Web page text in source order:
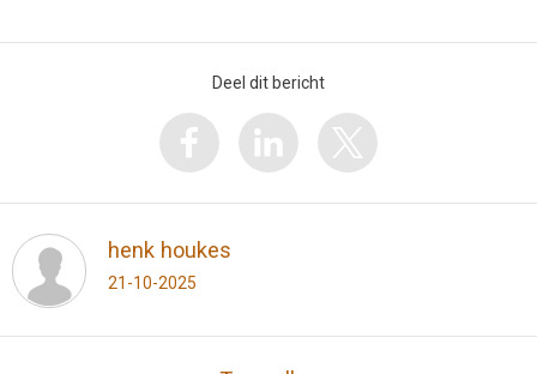
Deel dit bericht
henk houkes
21-10-2025